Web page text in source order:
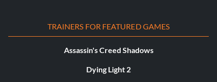
TRAINERS FOR FEATURED GAMES
Assassin's Creed Shadows
Dying Light 2